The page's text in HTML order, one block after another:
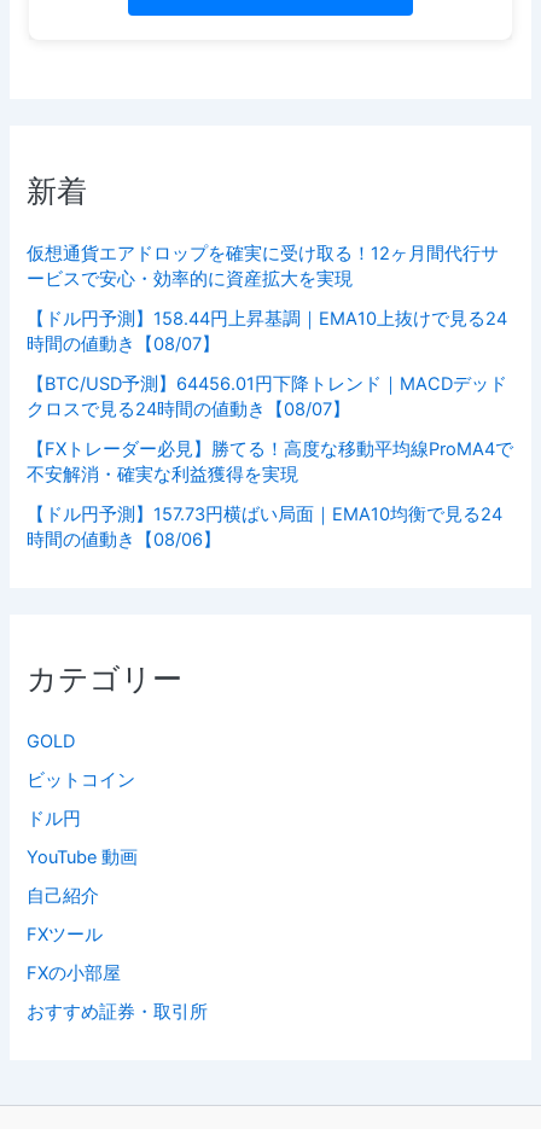
新着
仮想通貨エアドロップを確実に受け取る！12ヶ月間代行サ
ービスで安心・効率的に資産拡大を実現
【ドル円予測】158.44円上昇基調｜EMA10上抜けで見る24
時間の値動き【08/07】
【BTC/USD予測】64456.01円下降トレンド｜MACDデッド
クロスで見る24時間の値動き【08/07】
【FXトレーダー必見】勝てる！高度な移動平均線ProMA4で
不安解消・確実な利益獲得を実現
【ドル円予測】157.73円横ばい局面｜EMA10均衡で見る24
時間の値動き【08/06】
カテゴリー
GOLD
ビットコイン
ドル円
YouTube 動画
自己紹介
FXツール
FXの小部屋
おすすめ証券・取引所